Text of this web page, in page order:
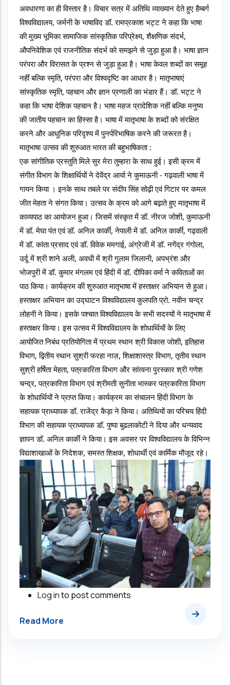
अवधारणा का ही विस्तार है। विचार सत्र में अतिथि व्याख्यान देते हुए हैम्बर्ग
विश्वविद्यालय, जर्मनी के भाषाविद डॉ. रामप्रकाश भट्ट ने कहा कि भाषा
की मुख्य भूमिका सामाजिक सांस्कृतिक परिप्रेक्ष्य, शैक्षणिक संदर्भ,
औपनिवेशिक एवं राजनीतिक संदर्भ को समझने से जुड़ा हुआ है। भाषा ज्ञान
परंपरा और विरासत के प्रश्न से जुड़ा हुआ है। भाषा केवल शब्दों का समूह
नहीं बल्कि स्मृति, परंपरा और विश्वदृष्टि का आधार है। मातृभाषाएं
सांस्कृतिक स्मृति, पहचान और ज्ञान प्रणाली का भंडार हैं। डॉ. भट्ट ने
कहा कि भाषा देशिक पहचान है। भाषा महज प्रादेशिक नहीं बल्कि मनुष्य
की जातीय पहचान का हिस्सा है। भाषा में मातृभाषा के शब्दों को संरक्षित
करने और आधुनिक परिदृश्य में पुनर्परिभाषिक करने की जरूरत है।
मातृभाषा उत्सव की शुरुआत भारत की बहुभाषिकता :
एक सांगीतिक प्रस्तुति मिले सुर मेरा तुम्हारा के साथ हुई। इसी क्रम में
संगीत विभाग के शिक्षार्थियों ने देवेंद्र आर्या ने कुमाऊनी - गढ़वाली भाषा में
गायन किया । इनके साथ तबले पर संदीप सिंह सोढ़ी एवं गिटार पर कमल
जीत मेहता ने संगत किया। उत्सव के क्रम को आगे बढ़ाते हुए मातृभाषा में
काव्यपाठ का आयोजन हुआ। जिसमें संस्कृत में डॉ. नीरज जोशी, कुमाऊनी
में डॉ. मेघा पंत एवं डॉ. अनिल कार्की, नेपाली में डॉ. अनिल कार्की, गढ़वाली
में डॉ. कांता प्रसाद एवं डॉ. विवेक ममगाई, अंग्रेजी में डॉ. नगेंद्र गंगोला,
उर्दू में श्री शाने अली, अवधी में श्री गुलाम जिलानी, अपभ्रंश और
भोजपुरी में डॉ. कुमार मंगलम एवं हिंदी में डॉ. दीपिका वर्मा ने कविताओं का
पाठ किया। कार्यक्रम की शुरुआत मातृभाषा में हस्ताक्षर अभियान से हुआ।
हस्ताक्षर अभियान का उद्घाटन विश्वविद्यालय कुलपति प्रो. नवीन चन्द्र
लोहनी ने किया। इसके पश्चात विश्वविद्यालय के सभी सदस्यों ने मातृभाषा में
हस्ताक्षर किया। इस उत्सव में विश्वविद्यालय के शोधार्थियों के लिए
आयोजित निबंध प्रतियोगिता में प्रथम स्थान श्री विकास जोशी, इतिहास
विभाग, द्वितीय स्थान सुश्री फरहा नाज़, शिक्षाशास्त्र विभाग, तृतीय स्थान
सुश्री हर्षिता मेहता, पत्रकारिता विभाग और सांत्वना पुरस्कार श्री गणेश
चन्द्र, पत्रकारिता विभाग एवं श्रीमती सुनीता भास्कर पत्रकारिता विभाग
के शोधार्थियों ने प्राप्त किया। कार्यक्रम का संचालन हिंदी विभाग के
सहायक प्राध्यापक डॉ. राजेंद्र कैड़ा ने किया। अतिथियों का परिचय हिंदी
विभाग की सहायक प्राध्यापक डॉ. पुष्पा बुढलाकोटी ने दिया और धन्यवाद
ज्ञापन डॉ. अनिल कार्की ने किया। इस अवसर पर विश्वविद्यालय के विभिन्न
विद्याशाखाओं के निदेशक, समस्त शिक्षक, शोधार्थी एवं कार्मिक मौजूद रहे।
Log into post comments